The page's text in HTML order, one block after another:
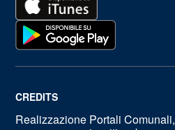
CREDITS
Realizzazione Portali Comunali,